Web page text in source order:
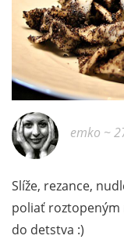
emko ~
Slíže, rezance,
poliať roztopeným
do detstva :)